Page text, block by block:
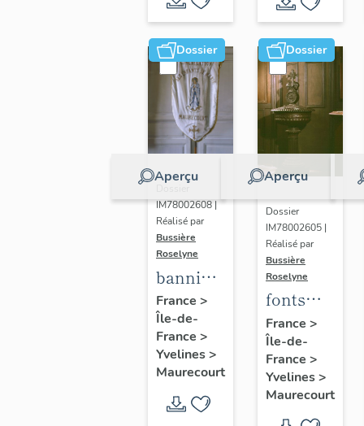
Dossier
Aperçu
IM78002608 |
Réalisé par
Bussière
Roselyne
bannière
de
procession
de la
congrégation
des
Enfants
France >
Île-de-
France >
Yvelines>
Maurecourt
Dossier
Aperçu
Dossier
IM78002605 |
Réalisé par
Bussière
Roselyne
fonts
baptismaux
n°1
France >
Île-de-
France >
Yvelines>
Maurecourt